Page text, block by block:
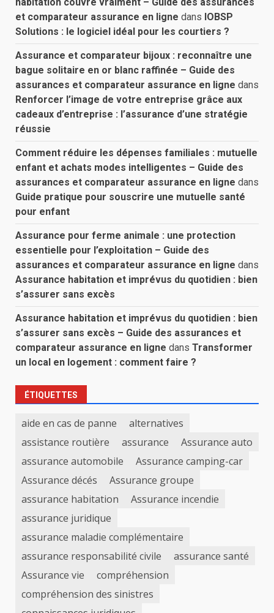
et comparateur assurance en ligne dans IOBSP
Solutions : le logiciel idéal pour les courtiers ?
Assurance et comparateur bijoux : reconnaître une
bague solitaire en or blanc raffinée – Guide des
assurances et comparateur assurance en ligne dans
Renforcer l’image de votre entreprise grâce aux
cadeaux d’entreprise : l’assurance d’une stratégie
réussie
Comment réduire les dépenses familiales : mutuelle
enfant et achats modes intelligentes – Guide des
assurances et comparateur assurance en ligne dans
Guide pratique pour souscrire une mutuelle santé
pour enfant
Assurance pour ferme animale : une protection
essentielle pour l’exploitation – Guide des
assurances et comparateur assurance en ligne dans
Assurance habitation et imprévus du quotidien : bien
s’assurer sans excès
Assurance habitation et imprévus du quotidien : bien
s’assurer sans excès – Guide des assurances et
comparateur assurance en ligne dans Transformer
un local en logement : comment faire ?
ÉTIQUETTES
aide en cas de panne
alternatives
assistance routière
assurance
Assurance auto
assurance automobile
Assurance camping-car
Assurance décés
Assurance groupe
assurance habitation
Assurance incendie
assurance juridique
assurance maladie complémentaire
assurance responsabilité civile
assurance santé
Assurance vie
compréhension
compréhension des sinistres